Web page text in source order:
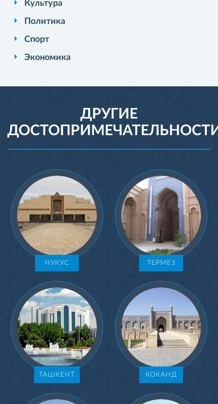
Культура
Политика
Спорт
Экономика
ДРУГИЕ
НУКУС ТЕРМЕЗ
ТАШКЕНТ КОКАНД